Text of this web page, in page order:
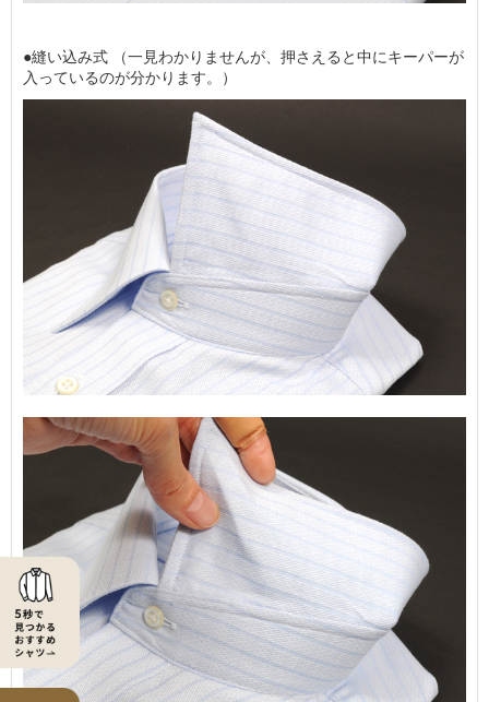
●縫い込み式 （一見わかりませんが、押さえると中にキーパーが
入っているのが分かります。）